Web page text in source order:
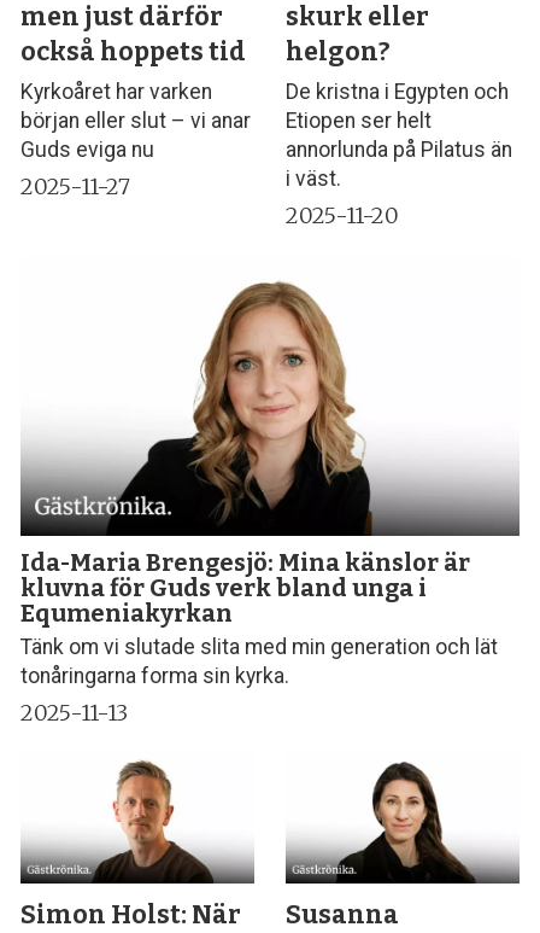
men just därför
också hoppets tid
Kyrkoåret har varken
början eller slut – vi anar
Guds eviga nu
2025-11-27
skurk eller
helgon?
De kristna i Egypten och
Etiopen ser helt
annorlunda på Pilatus än
i väst.
2025-11-20
Ida-Maria Brengesjö: Mina känslor är
kluvna för Guds verk bland unga i
Equmeniakyrkan
Tänk om vi slutade slita med min generation och lät
tonåringarna forma sin kyrka.
2025-11-13
Simon Holst: När
Susanna